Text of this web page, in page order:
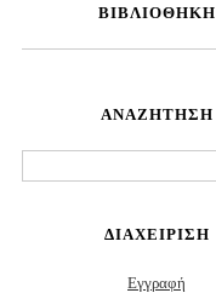
ΒΙΒΛΙΟΘΉΚΗ
ΑΝΑΖΉΤΗΣΗ
ΔΙΑΧΕΊΡΙΣΗ
Εγγραφή